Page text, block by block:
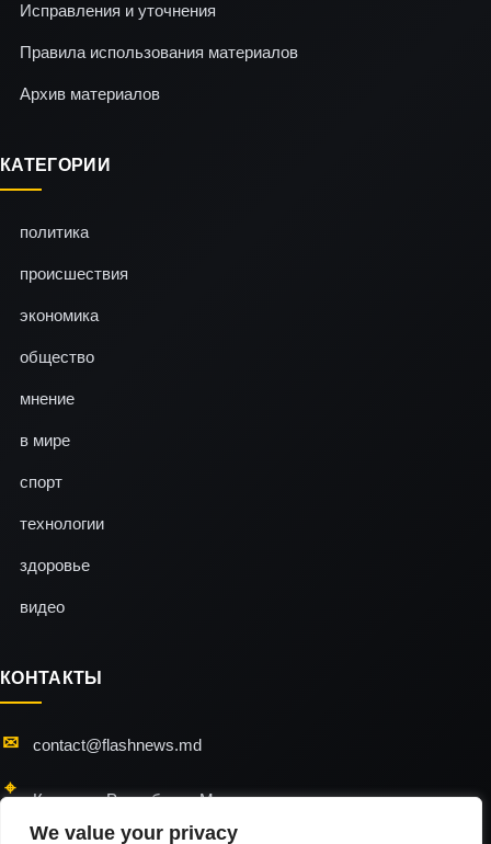
We value your privacy
Исправления и уточнения
Правила использования материалов
Архив материалов
КАТЕГОРИИ
политика
происшествия
экономика
общество
мнение
в мире
спорт
технологии
здоровье
видео
КОНТАКТЫ
contact@flashnews.md
Кишинэу, Республика Молдова